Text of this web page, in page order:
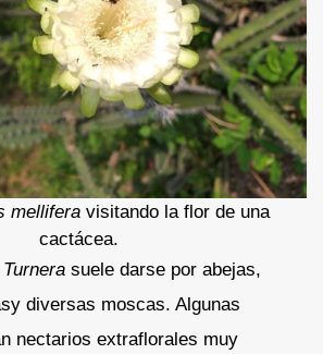
mellifera visitando la flor de una
cactácea.
Turnera suele darse por abejas,
diversas moscas. Algunas
nectarios extraflorales muy